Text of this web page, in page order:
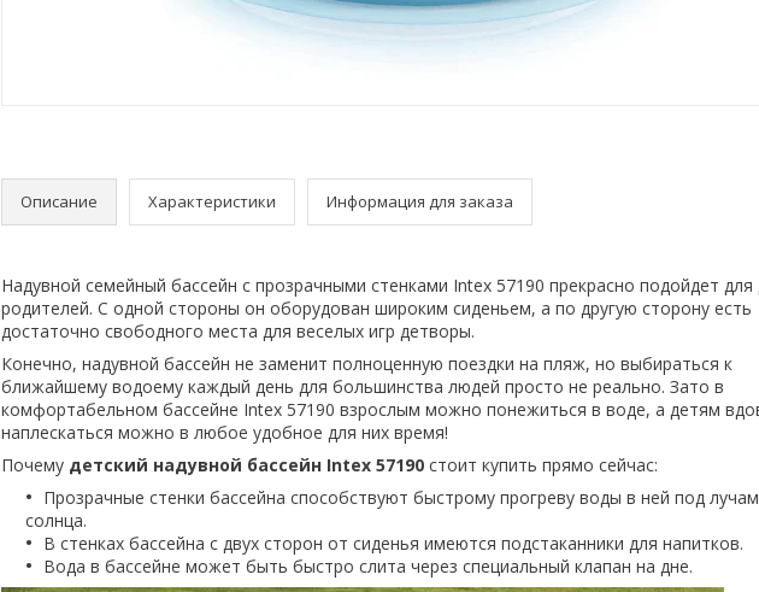
Описание Характеристики Информация для заказа
Надувной семейный бассейн с прозрачными стенками Intex 57190 прекрасно подойдет для
родителей. С одной стороны он оборудован широким сиденьем, а по другую сторону есть
достаточно свободного места для веселых игр детворы.
Конечно, надувной бассейн не заменит полноценную поездки на пляж, но выбираться к
ближайшему водоему каждый день для большинства людей просто не реально. Зато в
комфортабельном бассейне Intex 57190 взрослым можно понежиться в воде, а детям
наплескаться можно в любое удобное для них время!
Почему детский надувной бассейн Intex 57190 стоит купить прямо сейчас:
Прозрачные стенки бассейна способствуют быстрому прогреву воды в ней под
солнца.
В стенках бассейна с двух сторон от сиденья имеются подстаканники для напитков.
Вода в бассейне может быть быстро слита через специальный клапан на дне.